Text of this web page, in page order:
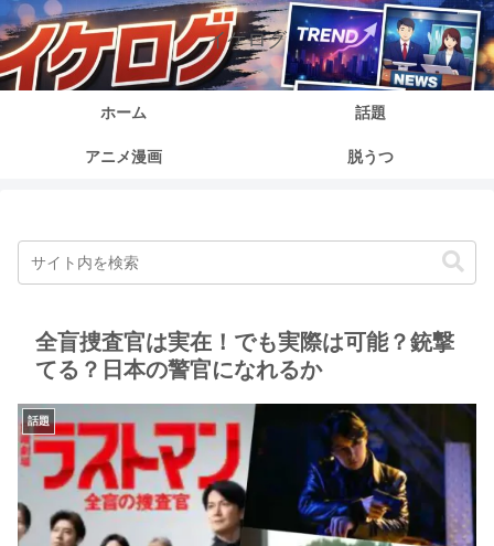
イケログ
ホーム 話題
アニメ漫画 脱うつ
全盲捜査官は実在！でも実際は可能？銃撃
てる？日本の警官になれるか
話題